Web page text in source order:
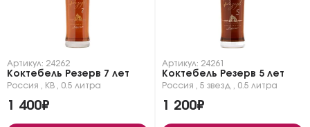
Артикул: 24262
Коктебель Резерв 7 лет
Россия КВ 0.5 литра
1 400₽
Артикул: 24261
Коктебель Резерв 5 лет
Россия 5 звезд 0.5 литра
1 200₽